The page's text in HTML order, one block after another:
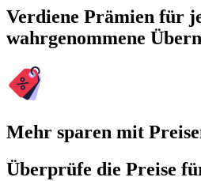
Verdiene Prämien für
wahrgenommene
Mehr sparen mit
Überprüfe die Preise